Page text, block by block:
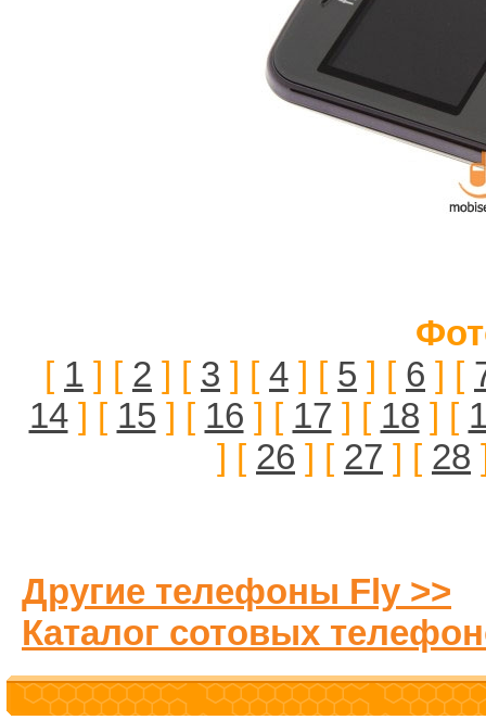
[ 1 ] [ 2 ] [ 3 ] [ 4 ] [ 5 ] [ 6 ] [
14] [ 15 ] [ 16 ] [ 17 ] [ 18 ] [
] [ 26 ] [ 27 ] [ 28
Другие телефоны Fly >>
Каталог сотовых